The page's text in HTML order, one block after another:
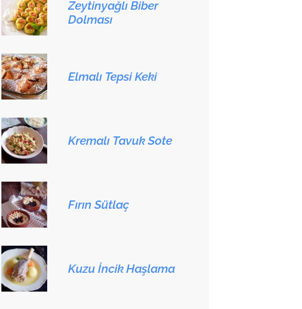
Zeytinyağlı Biber
Dolması
Elmalı Tepsi Keki
Kremalı Tavuk Sote
Fırın Sütlaç
Kuzu İncik Haşlama